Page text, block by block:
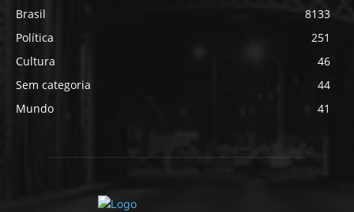
Brasil
8133
Política
251
Cultura
46
Sem categoria
44
Mundo
41